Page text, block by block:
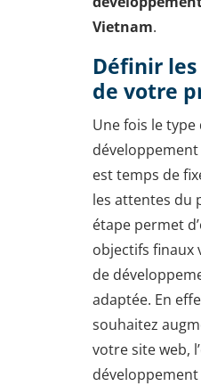
Vietnam.
Définir
de votre
Une fois le type
est temps de
les attentes du
étape permet
objectifs finaux
de
adaptée. En
souhaitez
votre site web,